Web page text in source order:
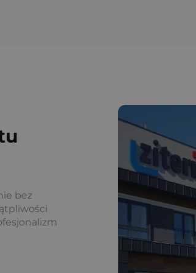
bez